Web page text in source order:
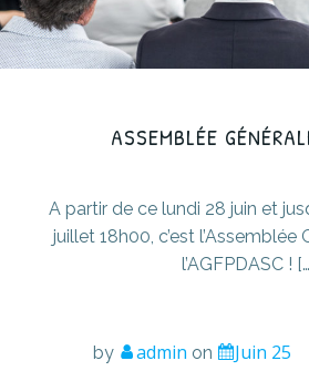
ASSEMBLÉE
A partir de ce lundi 28 juin et
juillet 18h00, c’est l’Assemblée
l’AGFPDASC !
by admin on Juin 25